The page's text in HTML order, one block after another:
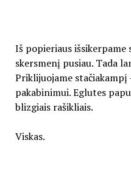
Iš popieriaus
skersmenį pusiau. Tada
Priklijuojame stačiakampį
pakabinimui. Eglutes
blizgiais rašikliais.
Viskas.